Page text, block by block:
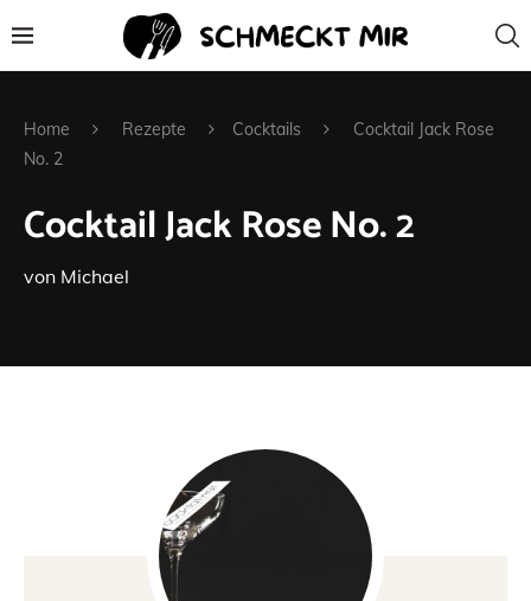
Home Rezepte Cocktails
Cocktail Jack Rose
No. 2
Cocktail Jack Rose No. 2
von Michael